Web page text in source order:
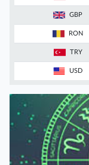
GBP
RON
TRY
USD